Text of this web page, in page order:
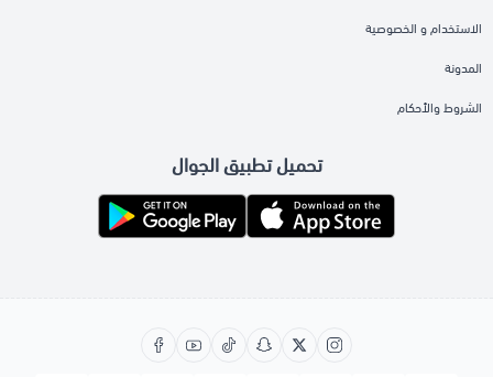
الاستخدام و الخصوصية
المدونة
الشروط والأحكام
تحميل تطبيق الجوال